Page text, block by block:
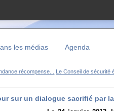
les médias Agenda
récompense... Le Conseil de sécurité
sur un dialogue sacrifié par